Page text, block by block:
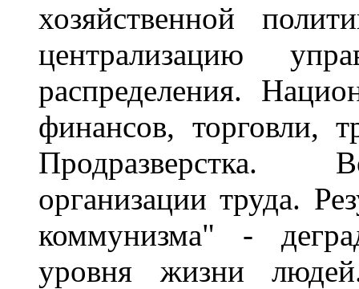
хозяйственной
централизацию
распределения.
финансов, торговли,
Продразверстка.
организации труда.
коммунизма" -
уровня жизни